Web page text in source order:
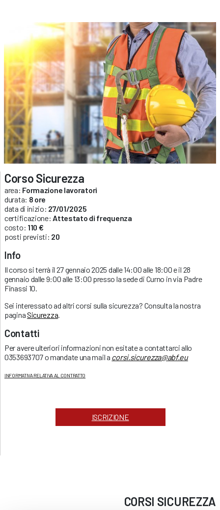
Corso Sicurezza
area: Formazione lavoratori
durata: 8 ore
data di inizio: 27/01/2025
certificazione: Attestato di frequenza
costo: 110 €
posti previsti: 20
Info
Il corso si terrà il 27 gennaio 2025 dalle 14:00 alle 18:00 e il 28
gennaio dalle 9:00 alle 13:00 presso la sede di Curno in via Padre
Finassi 10.
Sei interessato ad altri corsi sulla sicurezza? Consulta la nostra
paginaSicurezza
Contatti
Per avere ulteriori informazioni non esitate a contattarci allo
0353693707 o mandate una mail a corsi.sicurezza@abf.eu
INFORMATIVA RELATIVA AL CONTRATTO
ISCRIZIONE
CORSI SICUREZZA